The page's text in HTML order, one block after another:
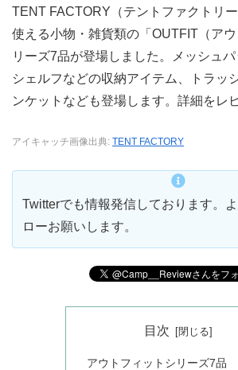
TENT FACTORY（テントファクトリ
使える小物・雑貨類の「OUTFIT（ア
リーズ7品が登場しました。メッシュ
シェルフなどの収納アイテム、トラッ
ンケットなども登場します。詳細をレ
アイキャッチ画像出典: TENT FACTORY
Twitterでも情報発信しております。
ローお願いします。
目次
アウトフィットシリーズ7品